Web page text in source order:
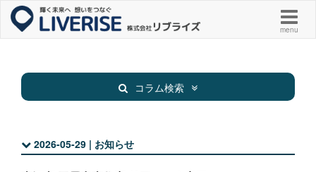
menu
コラム検索
2026-05-29 | お知らせ